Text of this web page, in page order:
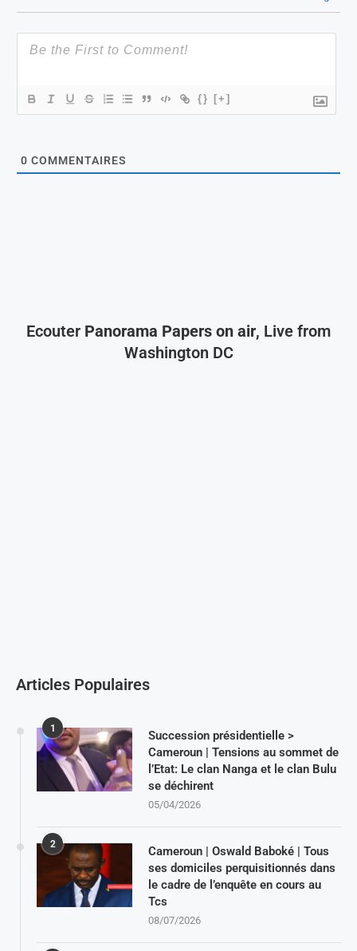
{} [+]
0 COMMENTAIRES
Ecouter Panorama Papers on air, Live from
Washington DC
Articles Populaires
1
Succession présidentielle >
Cameroun | Tensions au sommet de
l’Etat: Le clan Nanga et le clan Bulu
se déchirent
05/04/2026
2
Cameroun | Oswald Baboké | Tous
ses domiciles perquisitionnés dans
le cadre de l’enquête en cours au
Tcs
08/07/2026